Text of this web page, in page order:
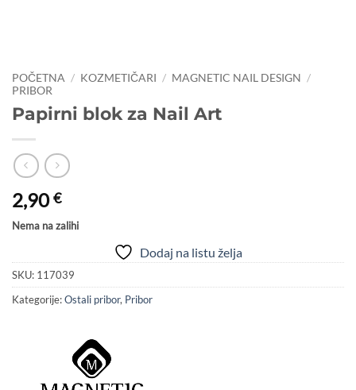
POČETNA / KOZMETIČARI / MAGNETIC NAIL DESIGN /
PRIBOR
Papirni blok za Nail Art
2,90€
Nema na zalihi
Dodaj na listu želja
SKU: 117039
Kategorije:Ostali pribor, Pribor